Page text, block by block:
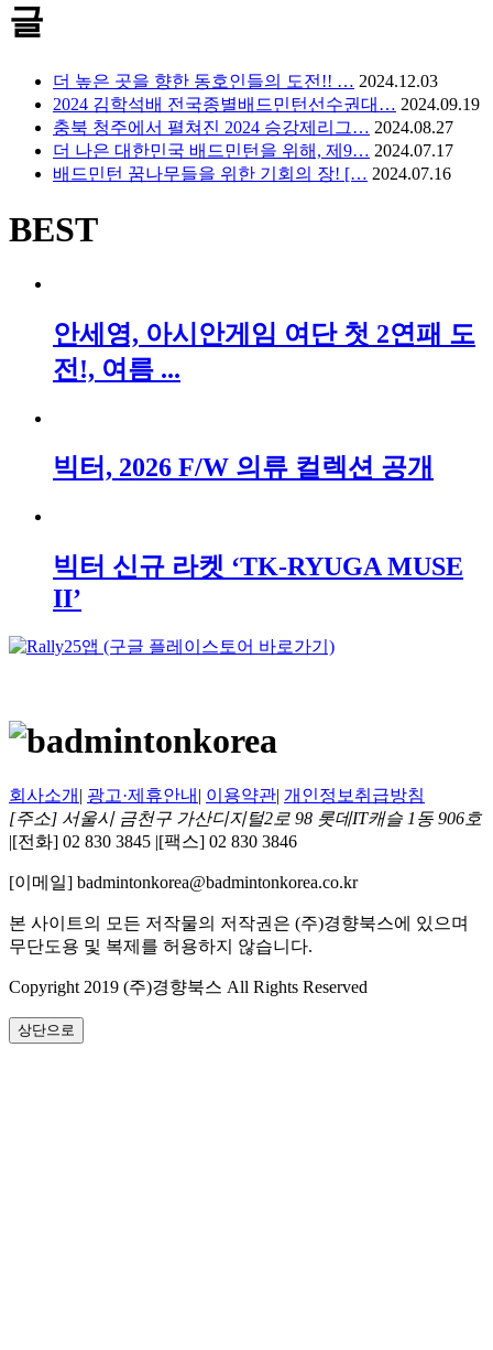
글
더 높은 곳을 향한 동호인들의 도전!! … 2024.12.03
2024 김학석배 전국종별배드민턴선수권대… 2024.09.19
충북 청주에서 펼쳐진 2024 승강제리그… 2024.08.27
더 나은 대한민국 배드민턴을 위해, 제9… 2024.07.17
배드민턴 꿈나무들을 위한 기회의 장! [… 2024.07.16
BEST
안세영, 아시안게임 여단 첫 2연패 도
전!, 여름 ...
빅터, 2026 F/W 의류 컬렉션 공개
빅터 신규 라켓 ‘TK-RYUGA MUSE
II’
회사소개 | 광고·제휴안내 | 이용약관| 개인정보취급방침
[주소] 서울시 금천구 가산디지털2로 98 롯데IT캐슬 1동 906호
|[전화] 02 830 3845 |[팩스] 02 830 3846
[이메일] badmintonkorea@badmintonkorea.co.kr
본 사이트의 모든 저작물의 저작권은 (주)경향북스에 있으며
무단도용 및 복제를 허용하지 않습니다.
Copyright 2019 (주)경향북스 All Rights Reserved
상단으로